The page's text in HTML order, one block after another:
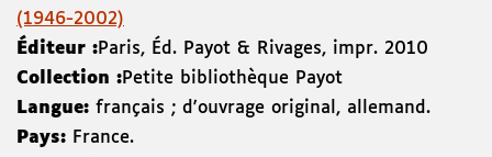
(1946-2002)
Éditeur :Paris, Éd. Payot & Rivages, impr. 2010
Collection :Petite bibliothèque Payot
Langue: français ; d'ouvrage original, allemand.
Pays: France.